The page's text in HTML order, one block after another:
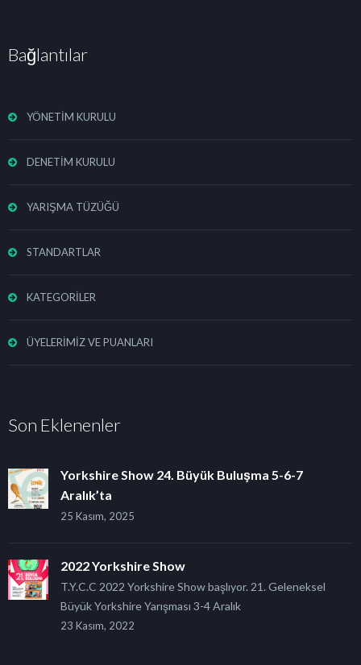
Bağlantılar
YÖNETİM KURULU
DENETİM KURULU
YARIŞMA TÜZÜĞÜ
STANDARTLAR
KATEGORİLER
ÜYELERİMİZ VE PUANLARI
Son Eklenenler
Yorkshire Show 24. Büyük Buluşma 5-6-7
Aralık’ta
25 Kasım, 2025
2022 Yorkshire Show
T.Y.C.C 2022 Yorkshire Show başlıyor. 21. Geleneksel
Büyük Yorkshire Yarışması 3-4 Aralık
23 Kasım, 2022